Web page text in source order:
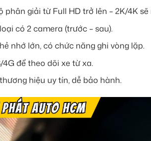
phân giải từ Full HD trở lên – 2K/4K sẽ
có 2 camera (trước – sau).
nhớ lớn, có chức năng ghi vòng lặp.
4G để theo dõi xe từ xa.
hiệu uy tín, dễ bảo hành.